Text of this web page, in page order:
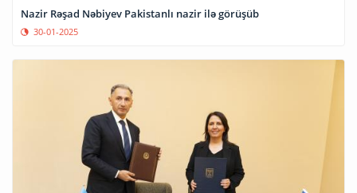
Nazir Rəşad Nəbiyev Pakistanlı nazir ilə görüşüb
30-01-2025